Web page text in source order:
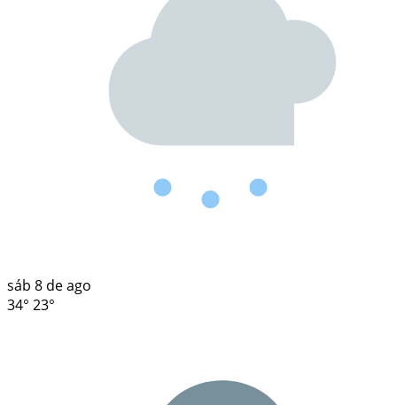
sáb 8 de ago
34° 23°